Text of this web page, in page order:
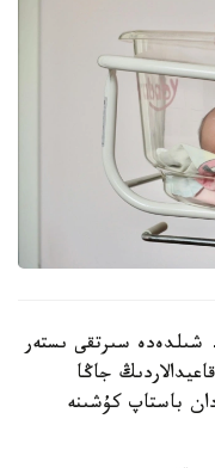
وزگەرىستەر 2026 -جىلعى 30- شىلدەدە سىرتقى ىستەر
جاڭا
-جىلعى 17 -تامىزدان باستاپ كۇشىنە